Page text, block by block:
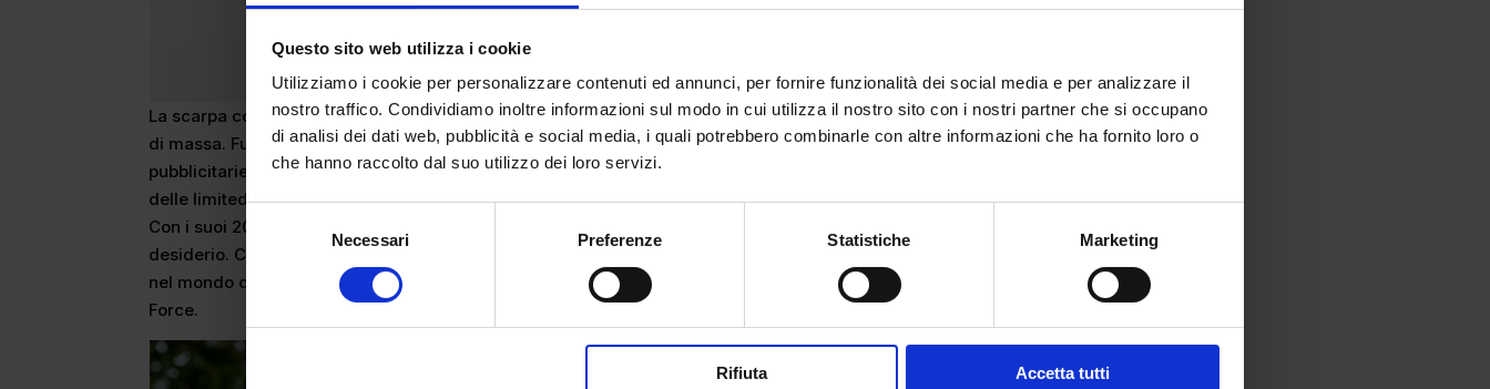
Questo sito web utilizza i cookie
Utilizziamo i cookie per personalizzare contenuti ed annunci, per fornire funzionalità dei social media e per analizzare il
nostro traffico. Condividiamo inoltre informazioni sul modo in cui utilizza il nostro sito con i nostri partner che si occupano
di analisi dei dati web, pubblicità e social media, i quali potrebbero combinarle con altre informazioni che ha fornito loro o
che hanno raccolto dal suo utilizzo dei loro servizi.
Necessari Preferenze Statistiche Marketing
Rifiuta Accetta tutti
La scarpa con l’iconica suola a cerchi concentrici diventa presto parte della cultura
di massa. Fuori dal campo la sneakers acquisisce subito fama grazie a campagne
pubblicitarie e mosse di marketing. Tra le azioni più riuscite c’è, senza dubbio, quella
delle limited edition. Modelli a produzione limitata che fanno impazzire i collezionisti.
Con i suoi 2000 modelli realizzati la Nike Air Force 1 diventa presto oggetto del
desiderio. Collaborazioni e sponsor la incoronano ad icona della moda e fa scuola
nel mondo delle sneakers. Tutte nell’armadio hanno o hanno avuto un paio di Air
Force.